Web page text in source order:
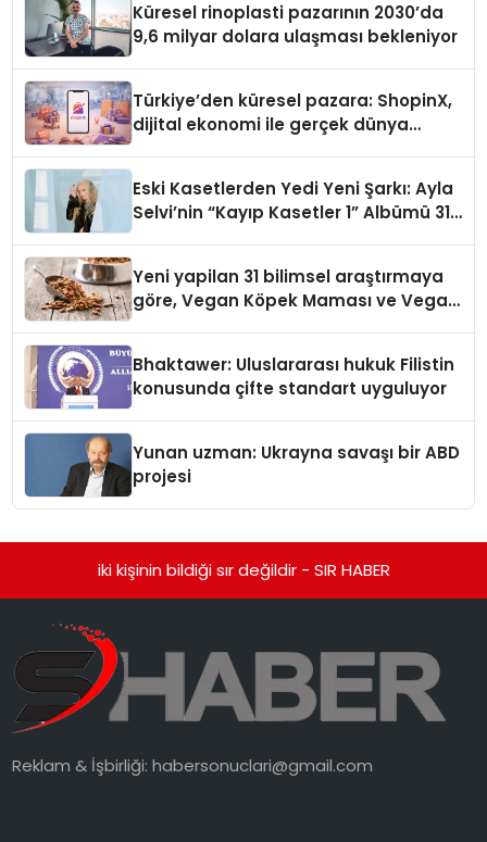
Küresel rinoplasti pazarının 2030’da
9,6 milyar dolara ulaşması bekleniyor
Türkiye’den küresel pazara: ShopinX,
dijital ekonomi ile gerçek dünya
Eski Kasetlerden Yedi Yeni Şarkı: Ayla
Selvi’nin “Kayıp Kasetler 1” Albümü 31
Yeni yapilan 31 bilimsel araştırmaya
göre, Vegan Köpek Maması ve Vegan
Bhaktawer: Uluslararası hukuk Filistin
konusunda çifte standart uyguluyor
Yunan uzman: Ukrayna savaşı bir ABD
projesi
iki kişinin bildiği sır değildir - SIR HABER
Reklam & İşbirliği:habersonuclari@gmail.com